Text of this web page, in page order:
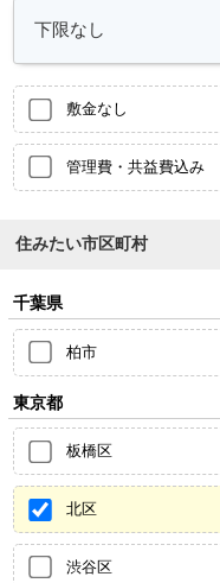
敷金なし
管理費・共益費込み
住みたい市区町村
千葉県
柏市
東京都
板橋区
北区
渋谷区